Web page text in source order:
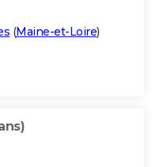
(Maine-et-Loire)